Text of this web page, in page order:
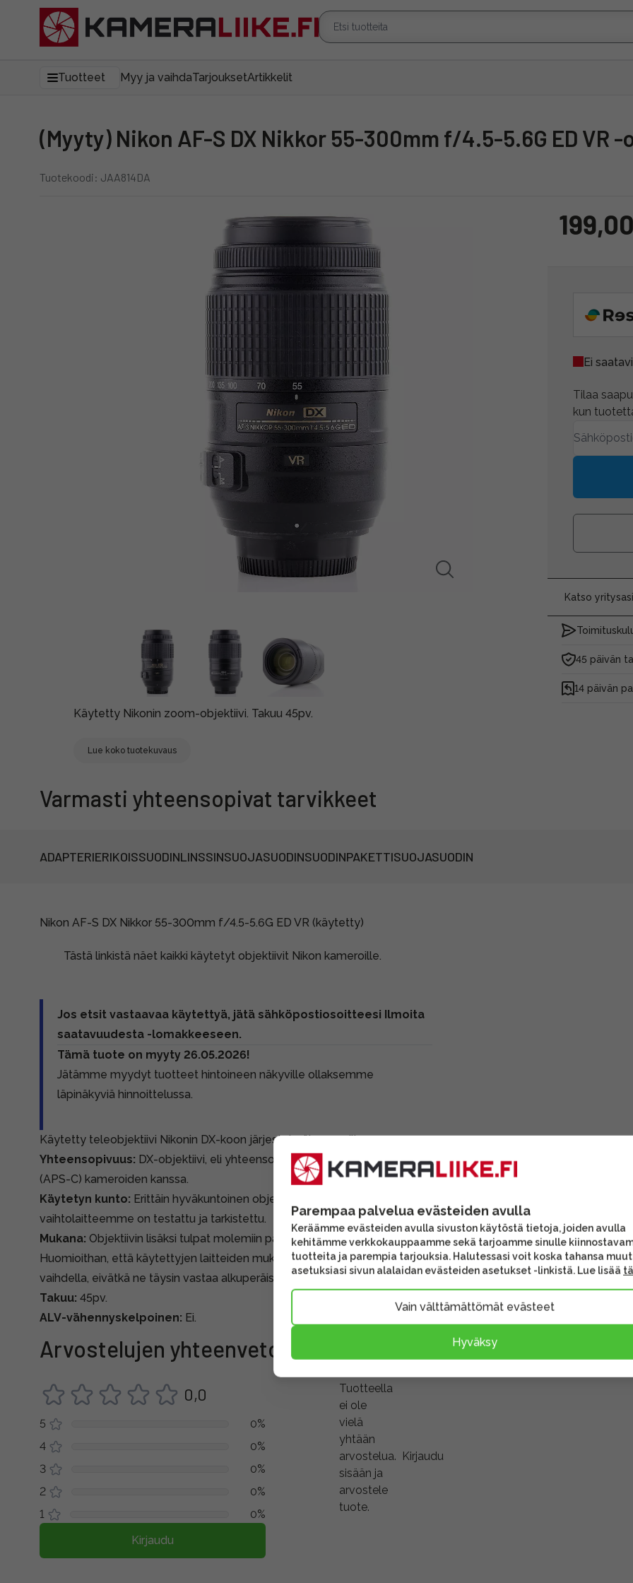
Tuotteet Myy ja vaihdaTarjouksetArtikkelit
(Myyty) Nikon AF-S DX Nikkor 55-300mm f/4.5-5.6G ED
Tuotekoodi: JAA814DA
Käytetty Nikonin zoom-objektiivi. Takuu 45pv.
Lue koko tuotekuvaus
Ei
Tilaa
kun
Katso
45 päivän
14 päivän
Varmasti yhteensopivat tarvikkeet
ADAPTERIERIKOISSUODINLINSSINSUOJASUODINSUODINPAKETTISUOJASUODIN
Nikon AF-S DX Nikkor 55-300mm f/4.5-5.6G ED VR (käytetty)
Tästä linkistä näet kaikki käytetyt objektiivit Nikon kameroille.
Jos etsit vastaavaa käytettyä, jätä sähköpostiosoitteesi Ilmoita
saatavuudesta -lomakkeeseen.
Tämä tuote on myyty 26.05.2026!
Jätämme myydyt tuotteet hintoineen näkyville ollaksemme
läpinäkyviä hinnoittelussa.
Käytetty teleobjektiivi Nikonin DX-koon järjestelmäkameroille.
Yhteensopivuus: DX-objektiivi, eli yhteensopiva Nikonin pienen kennon
(APS-C) kameroiden kanssa.
Käytetyn kunto: Erittäin hyväkuntoinen objektiivi. Kaikki käytetyt
vaihtolaitteemme on testattu ja tarkistettu.
Mukana: Objektiivin lisäksi tulpat molemiin päihin ja vastavalosuoja.
Huomioithan, että käytettyjen laitteiden mukana tulevat lisävarusteet voivat
vaihdella, eivätkä ne täysin vastaa alkuperäispakkauksen sisältöä.
Takuu: 45pv.
ALV-vähennyskelpoinen: Ei.
Arvostelujen yhteenveto
0,0
5
0%
4
0%
3
0%
2
0%
1
0%
Kirjaudu
Tuotteella
ei ole
vielä
yhtään
arvostelua. Kirjaudu
sisään ja
arvostele
tuote.
Parempaa palvelua evästeiden avulla
Keräämme evästeiden avulla sivuston käytöstä tietoja, joiden avulla
kehitämme verkkokauppaamme sekä tarjoamme sinulle
tuotteita ja parempia tarjouksia. Halutessasi voit koska tahansa
asetuksiasi sivun alalaidan evästeiden asetukset -linkistä. Lue lisää
Vain välttämättömät evästeet
Hyväksy